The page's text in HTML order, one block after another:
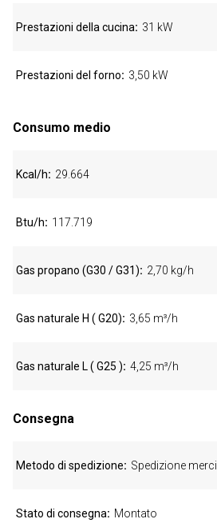
Prestazioni della cucina 31 kW
Prestazioni del forno 3,50 kW
Consumo medio
Kcal/h 29.664
Btu/h 117.719
Gas propano (G30 / G31) 2,70 kg/h
Gas naturale H ( G20) 3,65 m³/h
Gas naturale L ( G25 ) 4,25 m³/h
Consegna
Metodo di spedizione Spedizione merci
Stato di consegna Montato